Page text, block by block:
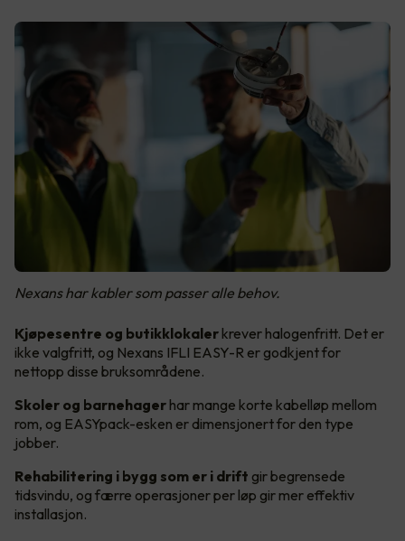
Nexans har kabler som passer alle behov.
Kjøpesentre og butikklokaler krever halogenfritt. Det er
ikke valgfritt, og Nexans IFLI EASY-R er godkjent for
nettopp disse bruksområdene.
Skoler og barnehager har mange korte kabelløp mellom
rom, og EASYpack-esken er dimensjonert for den type
jobber.
Rehabilitering i bygg som er i drift gir begrensede
tidsvindu, og færre operasjoner per løp gir mer effektiv
installasjon.